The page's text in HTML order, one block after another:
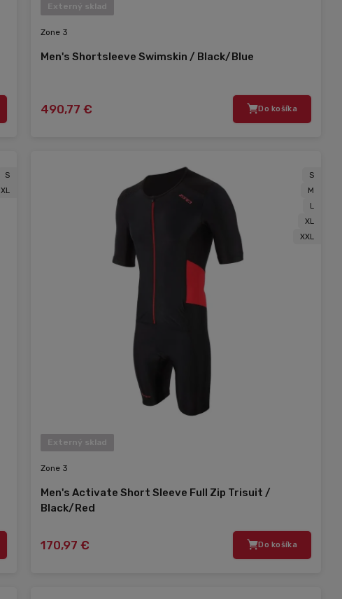
Externý sklad
Zone 3
Men's Shortsleeve Swimskin / Black/Blue
490,77 € Do košíka
S
XL
S
M
L
XL
XXL
Externý sklad
Zone 3
Men's Activate Short Sleeve Full Zip Trisuit /
Black/Red
170,97 € Do košíka